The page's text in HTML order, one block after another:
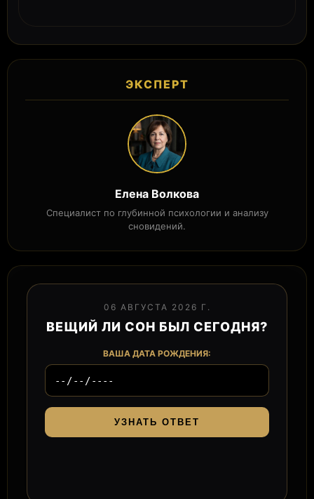
ЭКСПЕРТ
Елена Волкова
Специалист по глубинной психологии и анализу
сновидений.
06 АВГУСТА 2026 Г.
ВЕЩИЙ ЛИ СОН БЫЛ СЕГОДНЯ?
ВАША ДАТА РОЖДЕНИЯ:
УЗНАТЬ ОТВЕТ